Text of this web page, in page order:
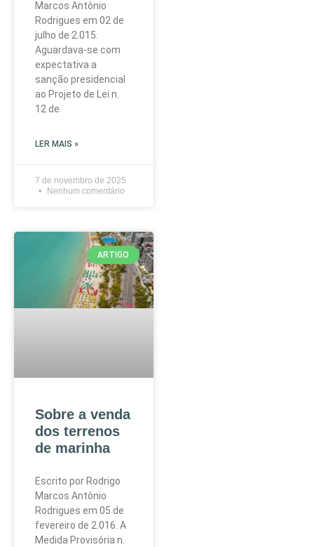
Marcos Antônio
Rodrigues em 02 de
julho de 2.015.
Aguardava-se com
expectativa a
sanção presidencial
ao Projeto de Lei n.
12 de
LER MAIS »
7 de novembro de 2025
Nenhum comentário
ARTIGO
Sobre a venda
dos terrenos
de marinha
Escrito por Rodrigo
Marcos Antônio
Rodrigues em 05 de
fevereiro de 2.016. A
Medida Provisória n.